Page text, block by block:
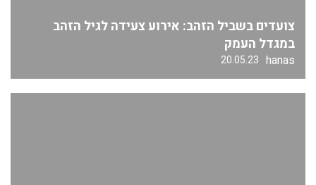
צועדים בשביל הזהב: אירוע צעידה לגיל הזהב
במגדל העמק
hanas
20.05.23